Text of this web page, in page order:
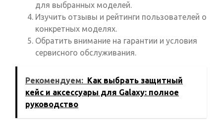
для выбранных моделей.
Изучить отзывы и рейтинги пользователей о
конкретных моделях.
Обратить внимание на гарантии и условия
сервисного обслуживания.
Рекомендуем: Как выбрать защитный
кейс и аксессуары для Galaxy: полное
руководство